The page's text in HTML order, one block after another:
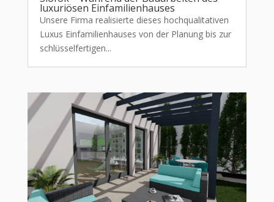
luxuriösen Einfamilienhauses
Unsere Firma realisierte dieses hochqualitativen
Luxus Einfamilienhauses von der Planung bis zur
schlüsselfertigen...